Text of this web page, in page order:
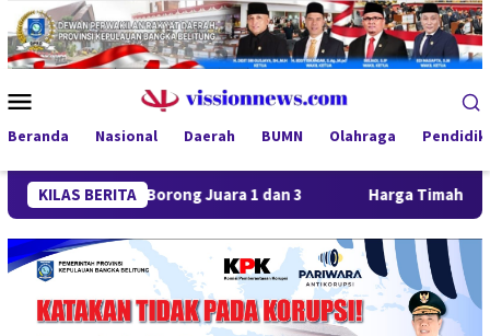
Loncat
ke
konten
Mobile
Beranda Nasional Daerah BUMN Olahraga
KILAS BERITA
FC Borong Juara 1 dan 3 Harga Timah Turun,